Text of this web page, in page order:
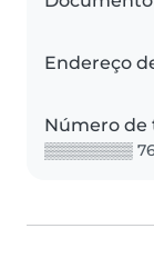
Endereço
Número de
▒▒▒▒▒▒▒▒